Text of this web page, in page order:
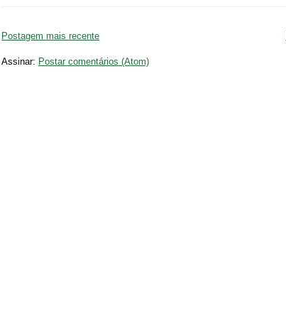
Postagem mais recente
Assinar: Postar comentários (Atom)